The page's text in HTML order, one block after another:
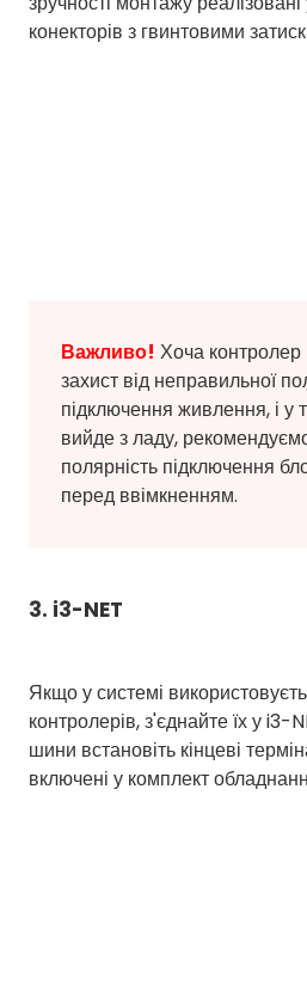
конекторів з гвинтовими
Важливо! Хоча
захист від неправильної
підключення живлення, і у
вийде з ладу,
полярність підключення
перед ввімкненням.
3. i3-NET
Якщо у системі
контролерів, з'єднайте їх у i3-
шини встановіть кінцеві
включені у комплект